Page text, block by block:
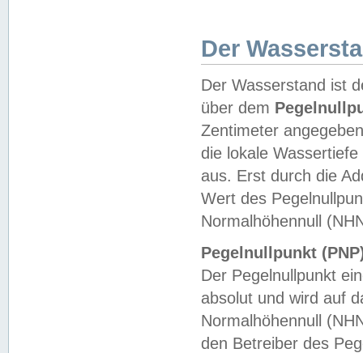
Der
Der Wasserstand ist
über dem
Zentimeter
die lokale
aus. Erst durch die
Wert des
Normalhöhennull
Pegelnullpunkt
Der Pegelnullpunkt
absolut und wird auf
Normalhöhennull
den Betreiber des